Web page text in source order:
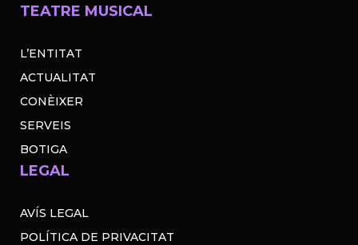
TEATRE MUSICAL
L’ENTITAT
ACTUALITAT
CONÈIXER
SERVEIS
BOTIGA
LEGAL
AVÍS LEGAL
POLÍTICA DE PRIVACITAT